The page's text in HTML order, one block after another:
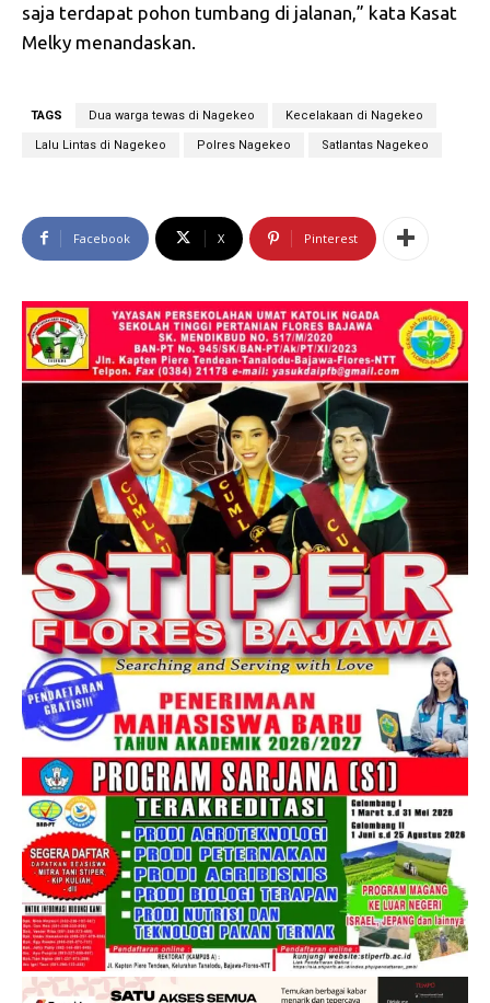
saja terdapat pohon tumbang di jalanan,” kata Kasat
Melky menandaskan.
TAGS Dua warga tewas di Nagekeo Kecelakaan di Nagekeo
Lalu Lintas di Nagekeo Polres Nagekeo Satlantas Nagekeo
Facebook X Pinterest